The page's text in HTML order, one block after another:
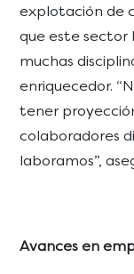
explotación de
que este
muchas
enriquecedor.
tener
colaboradores
laboramos”,
Avances en